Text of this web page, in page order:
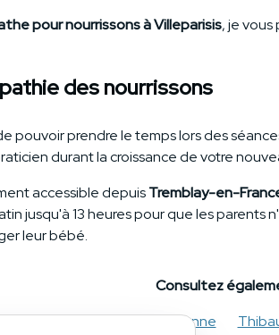
pour nourrissons à Villeparisis, je
des nourrissons
pouvoir prendre le temps lors des
durant la croissance de votre
accessible depuisTremblay-en-
jusqu'à 13 heures pour que les
leur bébé.
Consultez
Ostéopathie crânienne